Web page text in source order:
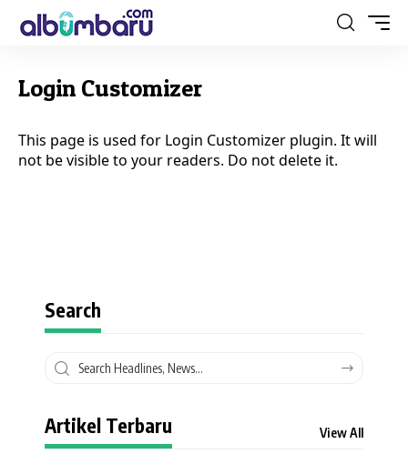
Login Customizer
This page is used for Login Customizer plugin. It will
not be visible to your readers. Do not delete it.
Search
Artikel Terbaru View All